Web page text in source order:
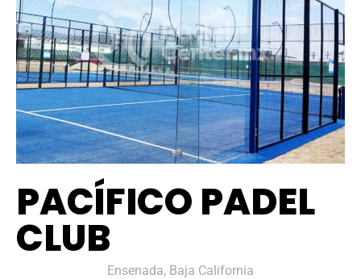
PACÍFICO PADEL
CLUB
Ensenada, Baja California